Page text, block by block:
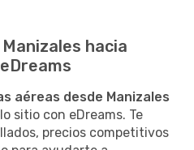
hacia
aéreas desde Manizales
sitio con eDreams. Te
precios competitivos